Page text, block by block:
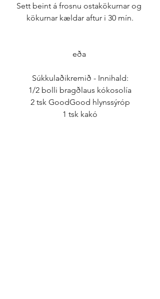
Sett beint á frosnu ostakökurnar og
kökurnar kældar aftur i 30 mín.
eða
Súkkulaðikremið - Innihald:
1/2 bolli bragðlaus kókosolía
2 tsk GoodGood hlynssýróp
1 tsk kakó